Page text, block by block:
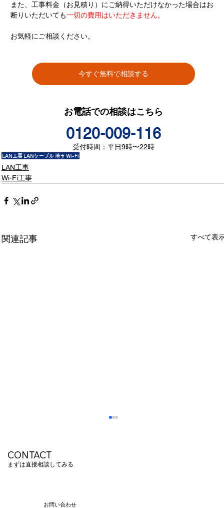
また、工事料金（お見積り）にご納得いただけなかった場合はお
断りいただいても一切の費用はいただきません。
お気軽にご相談ください。
今すぐ無料で相談する
お電話での相談はこちら
0120-009-116
受付時間：平日9時〜22時
LAN工事 LANケーブル 埼玉 Wi-Fi
LAN工事
Wi-Fi工事
関連記事 すべて表
CONTACT
まずは直接相談してみる
お問い合わせ